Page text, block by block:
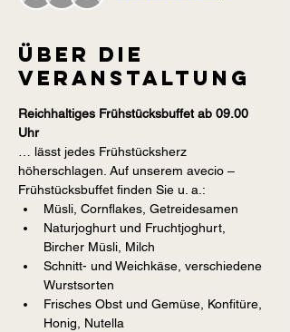
Über die
Veranstaltung
Reichhaltiges Frühstücksbuffet ab 09.00
Uhr
… lässt jedes Frühstücksherz
höherschlagen. Auf unserem avecio –
Frühstücksbuffet finden Sie u. a.:
Müsli, Cornflakes, Getreidesamen
Naturjoghurt und Fruchtjoghurt,
Bircher Müsli, Milch
Schnitt- und Weichkäse, verschiedene
Wurstsorten
Frisches Obst und Gemüse, Konfitüre,
Honig, Nutella